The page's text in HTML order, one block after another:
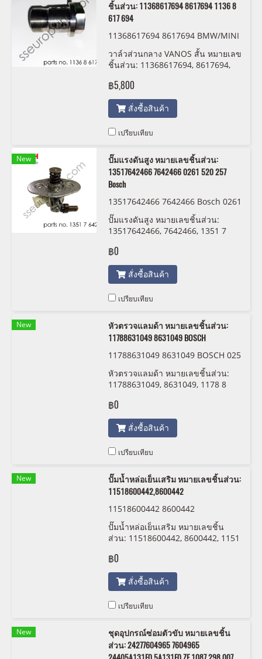
ชิ้นส่วน: 11368617694 8617694 1136 8
617 694
11368617694 8617694 BMW/MINI
วาล์วส่วนกลาง VANOS สั้น หมายเลข
ชิ้นส่วน: 11368617694, 8617694,
฿5,800
สั่งซื้อสินค้า
เปรียบเทียบ
New
ปั๊มแรงดันสูง หมายเลขชิ้นส่วน:
13517642466 7642466 0261 520 257
Bosch
13517642466 7642466 Bosch 0261
520 257
ปั๊มแรงดันสูง หมายเลขชิ้นส่วน:
13517642466, 7642466, 1351 7
฿0
สั่งซื้อสินค้า
เปรียบเทียบ
New
หัวตรวจแลมด้า หมายเลขชิ้นส่วน:
11788631049 8631049 BOSCH
11788631049 8631049 BOSCH 025
หัวตรวจแลมด้า หมายเลขชิ้นส่วน:
11788631049, 8631049, 1178 8
฿0
สั่งซื้อสินค้า
เปรียบเทียบ
New
ปั๊มน้ำหล่อเย็นเสริม หมายเลขชิ้นส่วน:
11518600442,8600442
11518600442 8600442
ปั๊มน้ำหล่อเย็นเสริม หมายเลขชิ้น
ส่วน: 11518600442, 8600442, 1151
฿0
สั่งซื้อสินค้า
เปรียบเทียบ
New
ชุดอุปกรณ์ซ่อมตัวขับ หมายเลขชิ้น
ส่วน: 24277604965 7604965